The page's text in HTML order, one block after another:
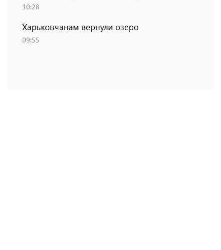
10:28
Харьковчанам вернули озеро
09:55